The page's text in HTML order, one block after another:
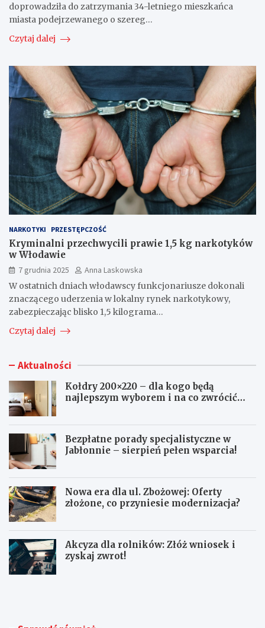
doprowadziła do zatrzymania 34-letniego mieszkańca
miasta podejrzewanego o szereg…
Czytaj dalej
NARKOTYKI PRZESTĘPCZOŚĆ
Kryminalni przechwycili prawie 1,5 kg narkotyków
w Włodawie
7 grudnia 2025
Anna Laskowska
W ostatnich dniach włodawscy funkcjonariusze dokonali
znaczącego uderzenia w lokalny rynek narkotykowy,
zabezpieczając blisko 1,5 kilograma…
Czytaj dalej
Aktualności
Kołdry 200×220 – dla kogo będą
najlepszym wyborem i na co zwrócić
Bezpłatne porady specjalistyczne w
Jabłonnie – sierpień pełen wsparcia!
Nowa era dla ul. Zbożowej: Oferty
złożone, co przyniesie modernizacja?
Akcyza dla rolników: Złóż wniosek i
zyskaj zwrot!
K
B